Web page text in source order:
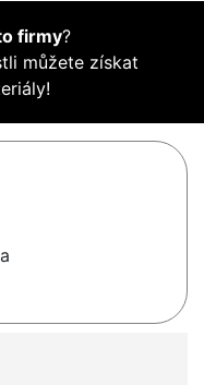
firmy?
můžete získat